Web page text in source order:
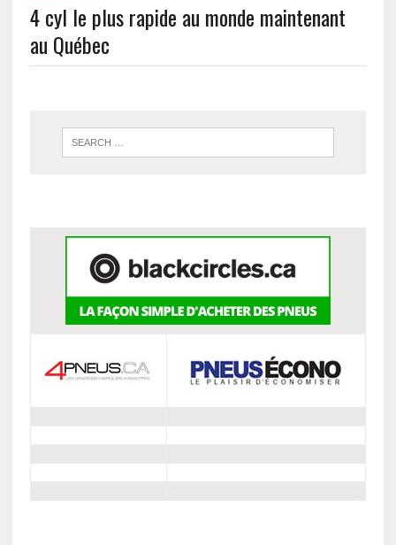
4 cyl le plus rapide au monde maintenant
au Québec